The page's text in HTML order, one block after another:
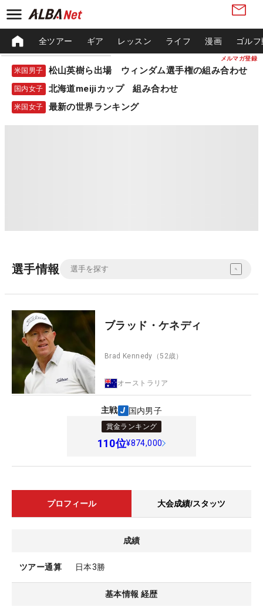
メルマガ登録
全ツアー ギア レッスン ライフ 漫画 ゴル
米国男子 松山英樹ら出場 ウィンダム選手権の組み合わせ
国内女子 北海道meijiカップ 組み合わせ
米国女子 最新の世界ランキング
選手情報
ブラッド・ケネディ
Brad Kennedy （52歳）
オーストラリア
主戦 国内男子
賞金ランキング
110位¥874,000
プロフィール 大会成績/スタッツ
成績
ツアー通算 日本3勝
基本情報 経歴